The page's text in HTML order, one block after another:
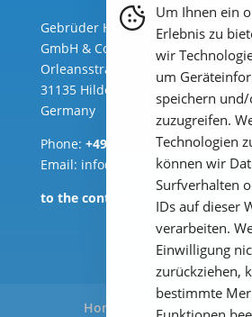
Gebrüder Heyl Analysentechnik
GmbH & Co. KG ( HQ )
Orleansstraße 75b
31135 Hildesheim
Germany
Phone: +49 (0) 51 21 289 33 – 0
Email: info@heylanalysis.de
to the contact-form
Home Products
Um Ihnen ein
Erlebnis zu
wir
um
speichern
zuzugreifen.
Technologien
können wir
Surfverhalten
IDs auf dieser
verarbeiten.
Einwilligung
zurückziehen,
bestimmte